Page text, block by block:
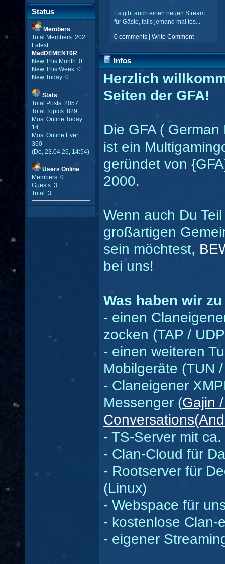
Status
Members
Total Members: 202
Latest:
MadDEMENT0R
New This Month: 0
New This Week: 0
New Today: 0
Stats
Total Posts: 2057
Total Topics: 829
Most Online Today:
14
Most Online Ever:
360
(Do, 23.04.26, 14:54)
Users Online
Members: 0
Guests: 3
Total: 3
Es gibt auch einen neuen Stream
für Gäste, falls jemand mal tes...
0 comments |Write Comment
Infos
Herzlich
Seiten der GFA!
Die GFA (
ist ein
geründet von
2000.
Wenn auch Du
großartigen
sein möchtest,
bei uns!
Was haben wir
- einen
zocken (TAP /
- einen weiteren
Mobilgeräte (TUN
- Claneigener
Messenger (Gajin
- TS-Server mit
- Clan-Cloud für
- Rootserver für
(Linux)
- Webspace für
- kostenlose Clan-
- eigener